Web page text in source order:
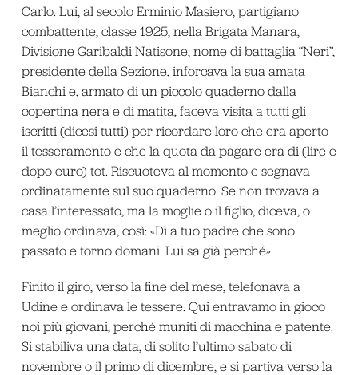
Carlo. Lui, al secolo Erminio Masiero, partigiano
combattente, classe 1925, nella Brigata Manara,
Divisione Garibaldi Natisone, nome di battaglia “Neri”,
presidente della Sezione, inforcava la sua amata
Bianchi e, armato di un piccolo quaderno dalla
copertina nera e di matita, faceva visita a tutti gli
iscritti (dicesi tutti) per ricordare loro che era aperto
il tesseramento e che la quota da pagare era di (lire e
dopo euro) tot. Riscuoteva al momento e segnava
ordinatamente sul suo quaderno. Se non trovava a
casa l’interessato, ma la moglie o il figlio, diceva, o
meglio ordinava, così: «Dì a tuo padre che sono
passato e torno domani. Lui sa già perché».
Finito il giro, verso la fine del mese, telefonava a
Udine e ordinava le tessere. Qui entravamo in gioco
noi più giovani, perché muniti di macchina e patente.
Si stabiliva una data, di solito l’ultimo sabato di
novembre o il primo di dicembre, e si partiva verso la